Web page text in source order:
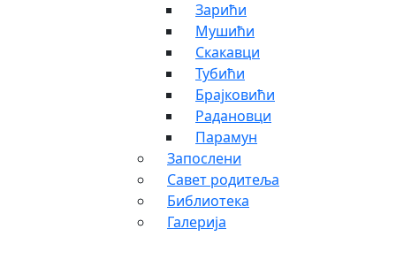
Зарићи
Мушићи
Скакавци
Тубићи
Брајковићи
Радановци
Парамун
Запослени
Савет родитеља
Библиотека
Галерија